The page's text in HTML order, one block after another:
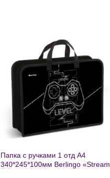
Добавить
в список
Папка с ручками 1 отд А4
340*245*100мм Berlingo «Stream